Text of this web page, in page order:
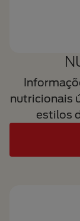
nutricionais
estilos